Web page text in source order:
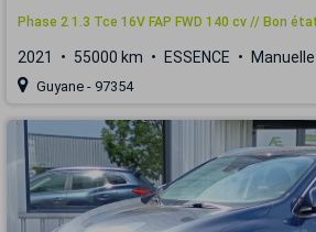
Phase 2 1.3 Tce 16V FAP FWD 140 cv // Bon
2021 55000 km ESSENCE Manuelle
Guyane - 97354